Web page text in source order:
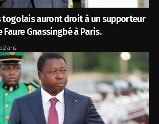
togolais auront droit à un supporteur
Gnassingbé à Paris.
2 ans